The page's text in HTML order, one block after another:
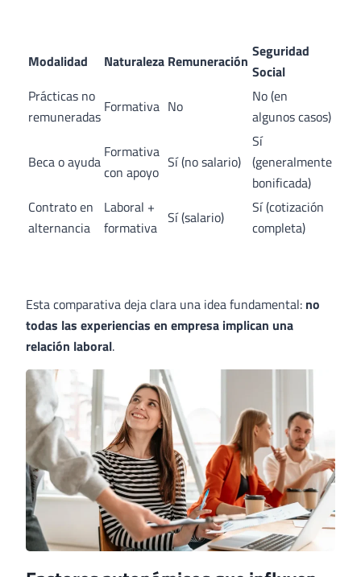
Modalidad Naturaleza Remuneración
Seguridad
Social
Prácticas no
remuneradas
Formativa No
No (en
algunos casos)
Beca o ayuda
Formativa
con apoyo
Sí (no salario)
Sí
(generalmente
bonificada)
Contrato en
alternancia
Laboral +
formativa
Sí (salario)
Sí (cotización
completa)
Esta comparativa deja clara una idea fundamental: no
todas las experiencias en empresa implican una
relación laboral.